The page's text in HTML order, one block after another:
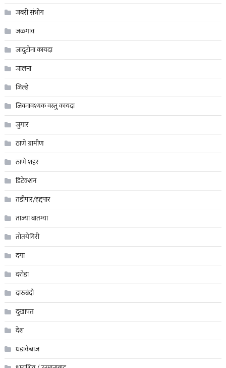
जबरी संभोग
जळगाव
जादुटोना कायदा
जालना
जिल्हे
जिवनावश्यक वस्तु कायदा
जुगार
ठाणे ग्रामीण
ठाणे शहर
डिटेक्शन
तडीपार/हद्दपार
ताज्या बातम्या
तोतयेगिरी
दंगा
दरोडा
दारुबंदी
दुखापत
देश
धडाकेबाज